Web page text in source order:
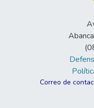
Correo de